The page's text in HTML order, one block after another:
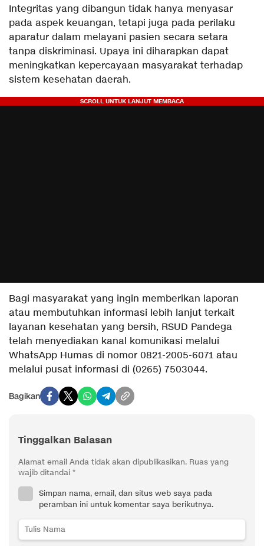
​Integritas yang dibangun tidak hanya menyasar
pada aspek keuangan, tetapi juga pada perilaku
aparatur dalam melayani pasien secara setara
tanpa diskriminasi. Upaya ini diharapkan dapat
meningkatkan kepercayaan masyarakat terhadap
sistem kesehatan daerah.
​Bagi masyarakat yang ingin memberikan laporan
atau membutuhkan informasi lebih lanjut terkait
layanan kesehatan yang bersih, RSUD Pandega
telah menyediakan kanal komunikasi melalui
WhatsApp Humas di nomor 0821-2005-6071 atau
melalui pusat informasi di (0265) 7503044.
Bagikan
Tinggalkan Balasan
Alamat email Anda tidak akan dipublikasikan. Ruas yang
wajib ditandai *
Simpan nama, email, dan situs web saya pada
peramban ini untuk komentar saya berikutnya.